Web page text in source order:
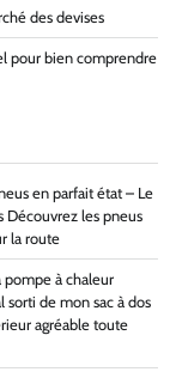
des devises
pour bien comprendre
en parfait état – Le
Découvrez les pneus
la route
pompe à chaleur
de mon sac à dos
agréable toute